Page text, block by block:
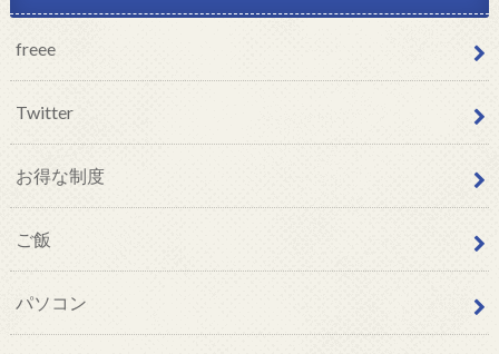
freee
Twitter
お得な制度
ご飯
パソコン